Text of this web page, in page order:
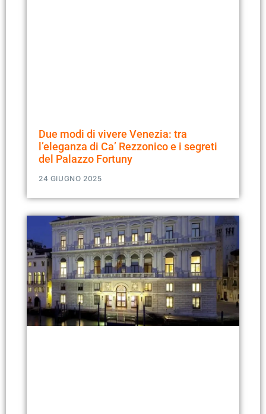
Due modi di vivere Venezia: tra
l’eleganza di Ca’ Rezzonico e i segreti
del Palazzo Fortuny
24 GIUGNO 2025